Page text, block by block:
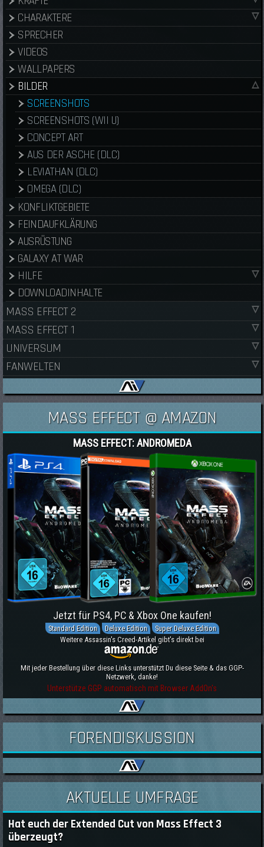
CHARAKTERE
SPRECHER
VIDEOS
WALLPAPERS
BILDER
SCREENSHOTS
SCREENSHOTS (WII U)
CONCEPT ART
AUS DER ASCHE (DLC)
LEVIATHAN (DLC)
OMEGA (DLC)
KONFLIKTGEBIETE
FEINDAUFKLÄRUNG
AUSRÜSTUNG
GALAXY AT WAR
HILFE
DOWNLOADINHALTE
MASS EFFECT 2
MASS EFFECT 1
UNIVERSUM
FANWELTEN
MASS EFFECT @ AMAZON
MASS EFFECT: ANDROMEDA
Jetzt für PS4, PC & Xbox One kaufen!
Standard Edition Deluxe Edition
Super Deluxe Edition
Weitere Assassin's Creed-Artikel gibt's direkt bei
Mit jeder Bestellung über diese Links unterstützt Du diese Seite & das GGP-
Netzwerk, danke!
Unterstütze GGP automatisch mit Browser AddOn's
FORENDISKUSSION
AKTUELLE UMFRAGE
Hat euch der Extended Cut von Mass Effect 3
überzeugt?